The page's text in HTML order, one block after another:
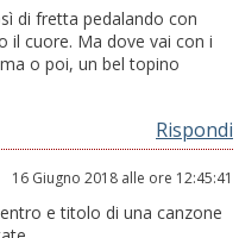
di fretta pedalando con
il cuore. Ma dove vai con i
o poi, un bel topino
Rispondi
16 Giugno 2018 alle ore 12:45:41
e titolo di una canzone